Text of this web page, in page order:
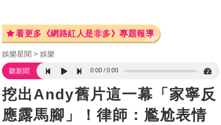
看更多《網路紅人是非多》專題報導
娛樂星聞 娛樂
聽新聞 0:00 0:00
挖出Andy舊片這一幕「家寧反
應露馬腳」！律師：尷尬表情